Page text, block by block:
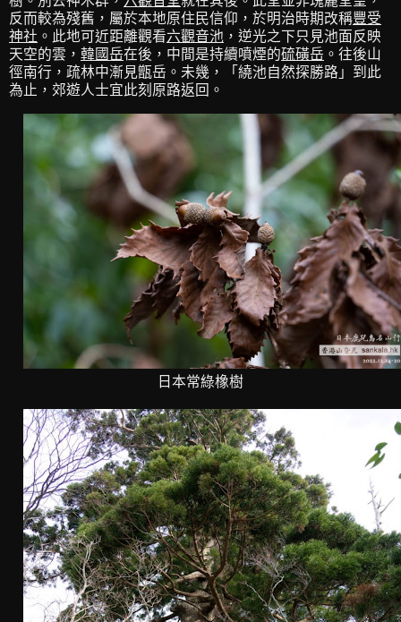
反而較為殘舊，屬於本地原住民信仰，於明治時期改稱豐受
神社 。此地可近距離觀看六觀音池 ，逆光之下只見池面反映
天空的雲， 韓國岳在後，中間是持續噴煙的硫磺岳 。往後山
徑南行，疏林中漸見甑岳。未幾，「繞池自然探勝路」到此
為止，郊遊人士宜此刻原路返回。
日本常綠橡樹